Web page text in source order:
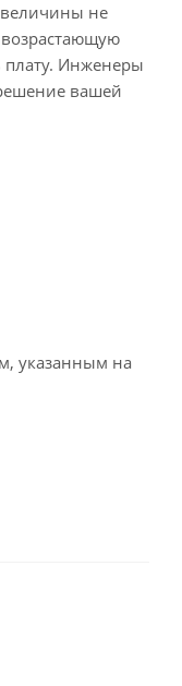
величины не
плату. Инженеры
вашей
указанным на